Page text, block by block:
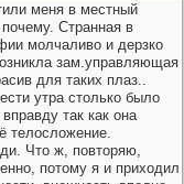
меня в местный
Странная в
молчаливо и дерзко
зам.управляющая
для таких плаз..
утра столько было
так как она
телосложение.
Что ж, повторяю,
потому я и приходил